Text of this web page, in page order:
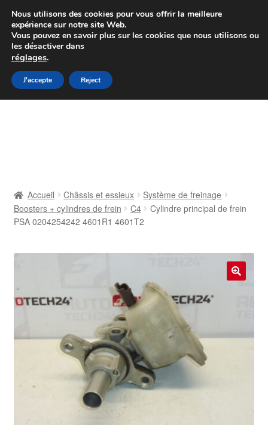
Colissimo livraison à partir de 7 EUR
Du lundi au vendredi de 9 h à 16 h
Aller
à
Aller
au
Contact
Mon compte
Paiements
Accueil Châssis et essieux
Système de freinage
Boosters + cylindres de frein
C4
Cylindre principal de frein
PSA 0204254242 4601R1 4601T2
Nous utilisons des cookies pour vous offrir la meilleure
expérience sur notre site Web.
Vous pouvez en savoir plus sur les cookies que nous utilisons ou
les désactiver dans
réglages.
J'accepte Reject